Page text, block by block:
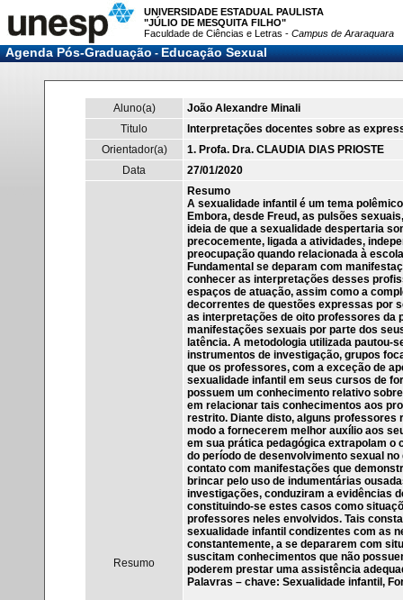
UNIVERSIDADE ESTADUAL PAULISTA
"JÚLIO DE MESQUITA FILHO"
Faculdade de Ciências e Letras - Campus de Araraquara
Agenda Pós-Graduação-Educação Sexual
Aluno(a)
João Alexandre Minali
Titulo
Interpretações docentes sobre as
Orientador(a)
1. Profa. Dra. CLAUDIA DIAS PRIOSTE
Data
27/01/2020
Resumo
Resumo
A sexualidade infantil é um tema
Embora, desde Freud, as pulsões
ideia de que a sexualidade despertaria
precocemente, ligada a atividades,
preocupação quando relacionada à
Fundamental se deparam com
conhecer as interpretações desses
espaços de atuação, assim como a
decorrentes de questões expressas por
as interpretações de oito professores da
manifestações sexuais por parte dos
latência. A metodologia utilizada pautou-
instrumentos de investigação, grupos
que os professores, com a exceção de
sexualidade infantil em seus cursos de
possuem um conhecimento relativo
em relacionar tais conhecimentos aos
restrito. Diante disto, alguns professores
modo a fornecerem melhor auxílio aos
em sua prática pedagógica extrapolam
do período de desenvolvimento sexual
contato com manifestações que
brincar pelo uso de indumentárias
investigações, conduziram a evidências
constituindo-se estes casos como
professores neles envolvidos. Tais
sexualidade infantil condizentes com as
constantemente, a se depararem com
suscitam conhecimentos que não
poderem prestar uma assistência
Palavras – chave: Sexualidade infantil,